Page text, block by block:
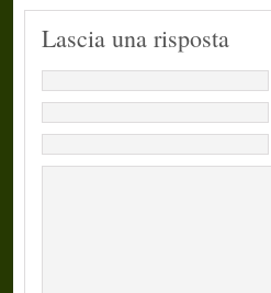
Lascia una risposta